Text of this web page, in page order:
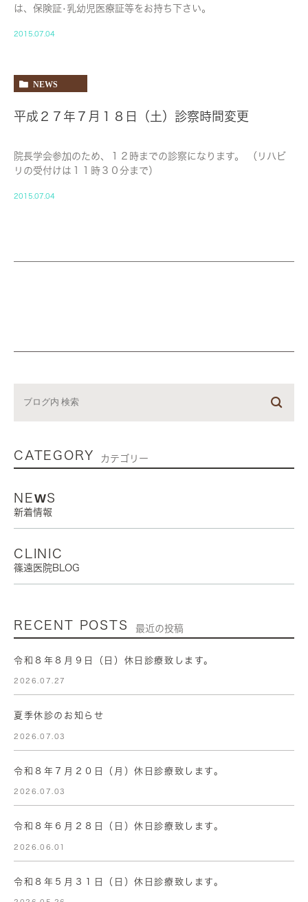
は、保険証•乳幼児医療証等をお持ち下さい。
2015.07.04
NEWS
平成２７年７月１８日（土）診察時間変更
院長学会参加のため、１２時までの診察になります。 （リハビ
リの受付けは１１時３０分まで）
2015.07.04
CATEGORY カテゴリー
NEWS
新着情報
CLINIC
篠遠医院BLOG
RECENT POSTS 最近の投稿
令和８年８月９日（日）休日診療致します。
2026.07.27
夏季休診のお知らせ
2026.07.03
令和８年７月２０日（月）休日診療致します。
2026.07.03
令和８年６月２８日（日）休日診療致します。
2026.06.01
令和８年５月３１日（日）休日診療致します。